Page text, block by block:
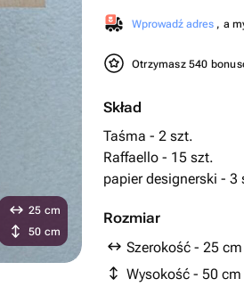
Wprowadź adres , a
Otrzymasz 540
Skład
Taśma - 2 szt.
Raffaello - 15 szt.
papier designerski - 3
Rozmiar
Szerokość - 25 cm
Wysokość - 50 cm
25 cm
50 cm